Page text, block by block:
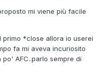
mi viene più facile
primo *close allora io userei
fa mi aveva incuriosito
AFC..parlo sempre di